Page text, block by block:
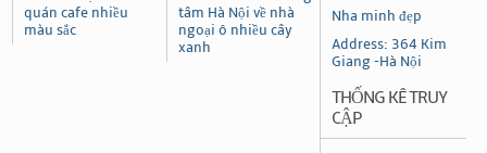
quán cafe nhiều
màu sắc
tâm Hà Nội về nhà
ngoại ô nhiều cây
xanh
Nha minh đẹp
Address: 364 Kim
Giang -Hà Nội
THỐNG KÊ TRUY
CẬP